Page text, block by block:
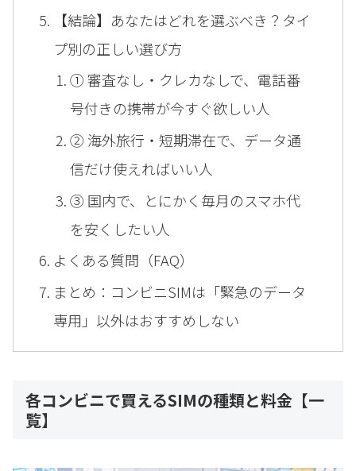
【結論】あなたはどれを選ぶべき？タイ
プ別の正しい選び方
① 審査なし・クレカなしで、電話番
号付きの携帯が今すぐ欲しい人
② 海外旅行・短期滞在で、データ通
信だけ使えればいい人
③ 国内で、とにかく毎月のスマホ代
を安くしたい人
よくある質問（FAQ）
まとめ：コンビニSIMは「緊急のデータ
専用」以外はおすすめしない
各コンビニで買えるSIMの種類と料金【一
覧】